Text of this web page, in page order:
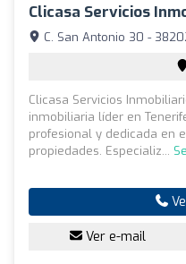
Clicasa Servicios
C. San Antonio 30 -
Clicasa Servicios
inmobiliaria líder en
profesional y dedicada en
propiedades. Especializ...
Ver e-mail